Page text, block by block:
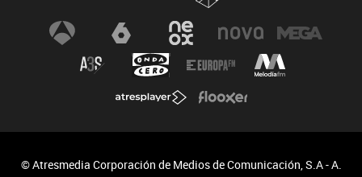
© Atresmedia Corporación de Medios de Comunicación, S.A - A.